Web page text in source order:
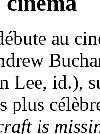
au
Lee, id.),
plus
is